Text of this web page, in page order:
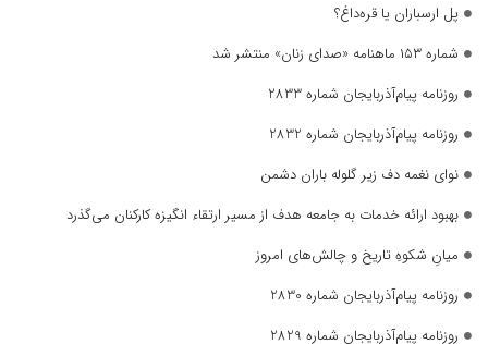
پل ارسباران یا قره‌داغ؟
شماره ۱۵۳ ماهنامه «صدای زنان» منتشر شد
روزنامه پیام‌آذربایجان شماره 2833
روزنامه پیام‌آذربایجان شماره 2832
نوای نغمه دف زیر گلوله باران دشمن
بهبود ارائه خدمات به جامعه هدف از مسیر ارتقاء انگیزه کارکنان می‌گذرد
میانِ شکوهِ تاریخ و چالش‌های امروز
روزنامه پیام‌آذربایجان شماره 2830
روزنامه پیام‌آذربایجان شماره 2829